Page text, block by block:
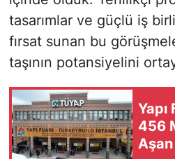
tasarımlar ve güçlü iş
fırsat sunan bu
taşının potansiyelini
Yapı
456
Aşan